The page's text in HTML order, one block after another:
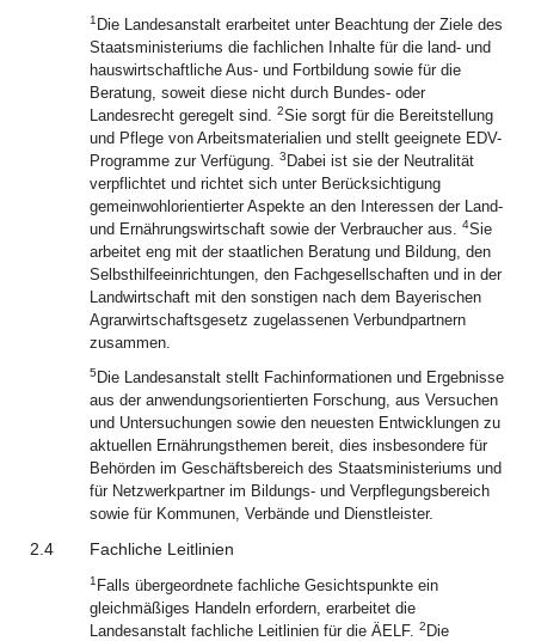
1 Die Landesanstalt erarbeitet unter Beachtung der Ziele des
Staatsministeriums die fachlichen Inhalte für die land- und
hauswirtschaftliche Aus- und Fortbildung sowie für die
Beratung, soweit diese nicht durch Bundes- oder
Landesrecht geregelt sind. 2Sie sorgt für die Bereitstellung
und Pflege von Arbeitsmaterialien und stellt geeignete EDV-
Programme zur Verfügung. 3 Dabei ist sie der Neutralität
verpflichtet und richtet sich unter Berücksichtigung
gemeinwohlorientierter Aspekte an den Interessen der Land-
und Ernährungswirtschaft sowie der Verbraucher aus. 4Sie
arbeitet eng mit der staatlichen Beratung und Bildung, den
Selbsthilfeeinrichtungen, den Fachgesellschaften und in der
Landwirtschaft mit den sonstigen nach dem Bayerischen
Agrarwirtschaftsgesetz zugelassenen Verbundpartnern
zusammen.
5 Die Landesanstalt stellt Fachinformationen und Ergebnisse
aus der anwendungsorientierten Forschung, aus Versuchen
und Untersuchungen sowie den neuesten Entwicklungen zu
aktuellen Ernährungsthemen bereit, dies insbesondere für
Behörden im Geschäftsbereich des Staatsministeriums und
für Netzwerkpartner im Bildungs- und Verpflegungsbereich
sowie für Kommunen, Verbände und Dienstleister.
2.4 Fachliche Leitlinien
1 Falls übergeordnete fachliche Gesichtspunkte ein
gleichmäßiges Handeln erfordern, erarbeitet die
Landesanstalt fachliche Leitlinien für die ÄELF. 2 Die